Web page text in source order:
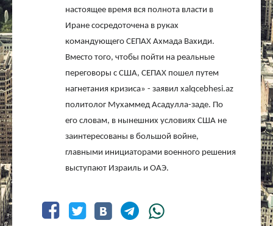
настоящее время вся полнота власти в
Иране сосредоточена в руках
командующего СЕПАХ Ахмада Вахиди.
Вместо того, чтобы пойти на реальные
переговоры с США, СЕПАХ пошел путем
нагнетания кризиса» - заявил xalqcebhesi.az
политолог Мухаммед Асадулла-заде. По
его словам, в нынешних условиях США не
заинтересованы в большой войне,
главными инициаторами военного решения
выступают Израиль и ОАЭ.